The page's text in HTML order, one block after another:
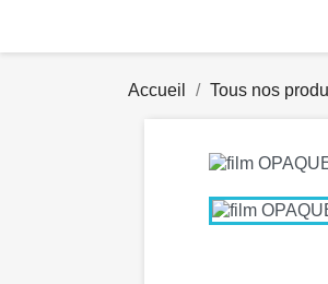
Accueil Tous nos